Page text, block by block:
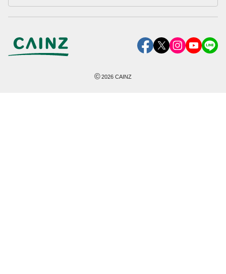
©2026 CAINZ